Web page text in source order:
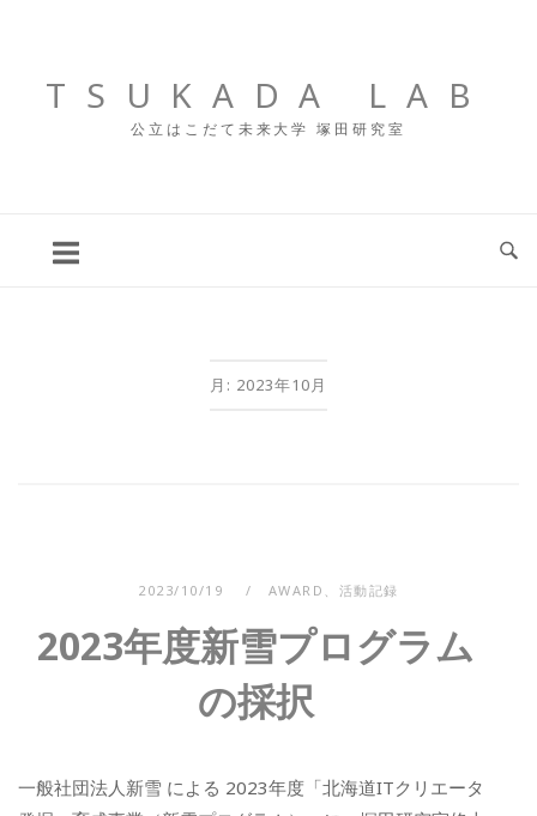
TSUKADA LAB
公立はこだて未来大学 塚田研究室
月: 2023年10月
2023/10/19 AWARD 、 活動記録
2023年度新雪プログラム
の採択
一般社団法人新雪 による 2023年度「北海道ITクリエータ